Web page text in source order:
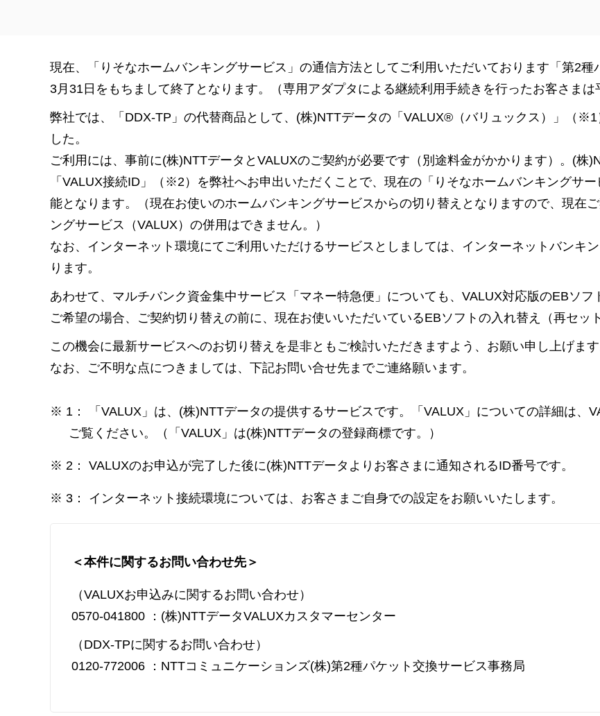
現在、「りそなホームバンキングサービス」の通信方法としてご利用いただいております「第2
3月31日をもちまして終了となります。（専用アダプタによる継続利用手続きを行ったお客さまは
弊社では、「DDX-TP」の代替商品として、(株)NTTデータの「VALUX®（バリュックス）」（
した。
ご利用には、事前に(株)NTTデータとVALUXのご契約が必要です（別途料金がかかります）。(株
「VALUX接続ID」（※2）を弊社へお申出いただくことで、現在の「りそなホームバンキングサ
能となります。（現在お使いのホームバンキングサービスからの切り替えとなりますので、現在
ングサービス（VALUX）の併用はできません。）
なお、インターネット環境にてご利用いただけるサービスとしましては、インターネットバンキ
ります。
あわせて、マルチバンク資金集中サービス「マネー特急便」についても、VALUX対応版のEBソ
ご希望の場合、ご契約切り替えの前に、現在お使いいただいているEBソフトの入れ替え（再セッ
この機会に最新サービスへのお切り替えを是非ともご検討いただきますよう、お願い申し上げます
なお、ご不明な点につきましては、下記お問い合せ先までご連絡願います。
※ 1： 「VALUX」は、(株)NTTデータの提供するサービスです。「VALUX」についての詳細は、
ご覧ください。（「VALUX」は(株)NTTデータの登録商標です。）
※ 2： VALUXのお申込が完了した後に(株)NTTデータよりお客さまに通知されるID番号です。
※ 3： インターネット接続環境については、お客さまご自身での設定をお願いいたします。
＜本件に関するお問い合わせ先＞
（VALUXお申込みに関するお問い合わせ）
0570-041800 ：(株)NTTデータVALUXカスタマーセンター
（DDX-TPに関するお問い合わせ）
0120-772006 ：NTTコミュニケーションズ(株)第2種パケット交換サービス事務局